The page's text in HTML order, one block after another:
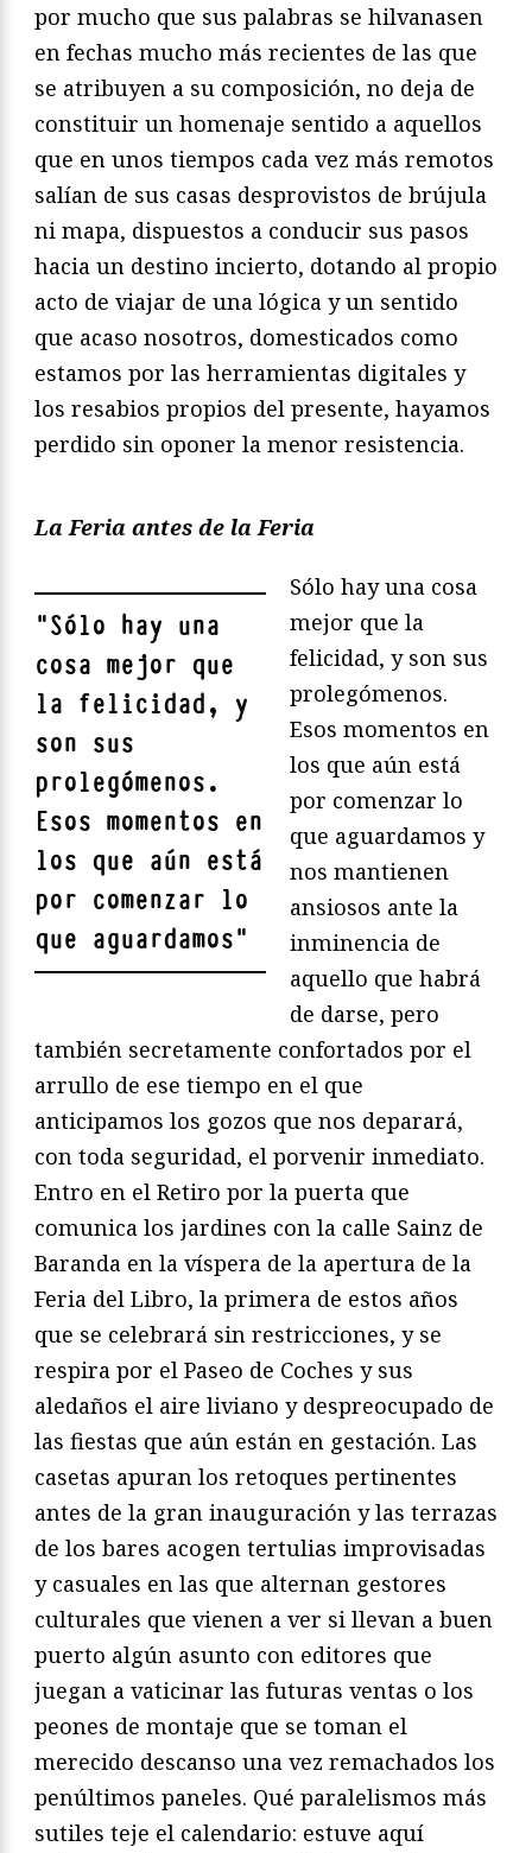
por mucho que sus palabras se hilvanasen
en fechas mucho más recientes de las que
se atribuyen a su composición, no deja de
constituir un homenaje sentido a aquellos
que en unos tiempos cada vez más remotos
salían de sus casas desprovistos de brújula
ni mapa, dispuestos a conducir sus pasos
hacia un destino incierto, dotando al propio
acto de viajar de una lógica y un sentido
que acaso nosotros, domesticados como
estamos por las herramientas digitales y
los resabios propios del presente, hayamos
perdido sin oponer la menor resistencia.
La Feria antes de la Feria
"Sólo hay una
cosa mejor que
la felicidad, y
son sus
prolegómenos.
Esos momentos en
los que aún está
por comenzar lo
que aguardamos"
Sólo hay una cosa
mejor que la
felicidad, y son sus
prolegómenos.
Esos momentos en
los que aún está
por comenzar lo
que aguardamos y
nos mantienen
ansiosos ante la
inminencia de
aquello que habrá
de darse, pero
también secretamente confortados por el
arrullo de ese tiempo en el que
anticipamos los gozos que nos deparará,
con toda seguridad, el porvenir inmediato.
Entro en el Retiro por la puerta que
comunica los jardines con la calle Sainz de
Baranda en la víspera de la apertura de la
Feria del Libro, la primera de estos años
que se celebrará sin restricciones, y se
respira por el Paseo de Coches y sus
aledaños el aire liviano y despreocupado de
las fiestas que aún están en gestación. Las
casetas apuran los retoques pertinentes
antes de la gran inauguración y las terrazas
de los bares acogen tertulias improvisadas
y casuales en las que alternan gestores
culturales que vienen a ver si llevan a buen
puerto algún asunto con editores que
juegan a vaticinar las futuras ventas o los
peones de montaje que se toman el
merecido descanso una vez remachados los
penúltimos paneles. Qué paralelismos más
sutiles teje el calendario: estuve aquí